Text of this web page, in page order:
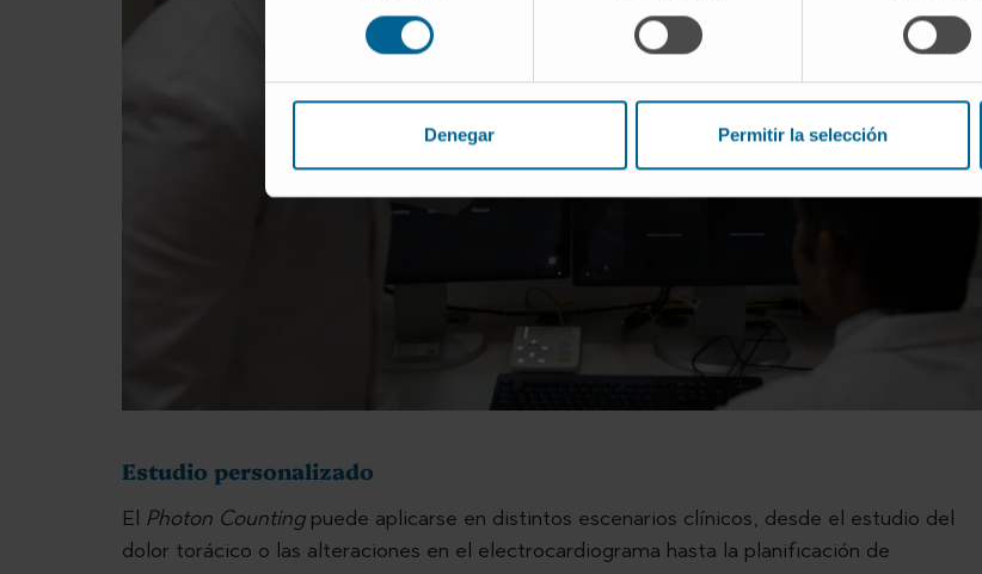
consentimiento
Denegar Permitir la selección
Estudio personalizado
El Photon Countingpuede aplicarse en distintos escenarios clínicos, desde el estudio del
dolor torácico o las alteraciones en el electrocardiograma hasta la planificación de